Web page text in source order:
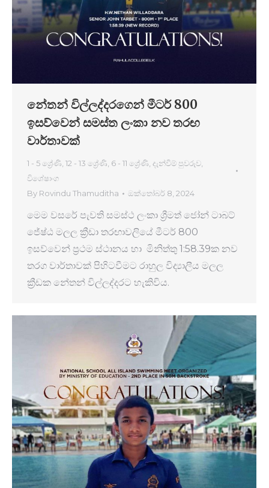
නේතන් විල්ලද්දරගෙන් මීටර් 800
ඉසව්වෙන් සමස්ත ලංකා නව තරඟ
වාර්තාවක්
1 - 5 ශ්‍රේණි 12 - 13 ශ්‍රේණි 6 - 11 ශ්‍රේණි දැන්වීම් පුවරුව
විශේෂාංග
By Rovindu Thamuditha ඔක්තෝබර් 8, 2024
මෙම වසරේ පැවති සමස්ථ ලංකා ශ්‍රීමත් ජෝන් ටාබට්
ජේෂ්ඨ මලල ක්‍රීඩා තරඟාවලියේ මීටර් 800
ඉසව්වෙන් ප්‍රථම ස්ථානය හා මිනිත්තු 1:58.39ක නව
තරග වාර්තාවක් පිහිටවීමට රාහුල විද්‍යාලීය මලල
ක්‍රීඩක නේතන් විල්ලද්දරට හැකිවිය.